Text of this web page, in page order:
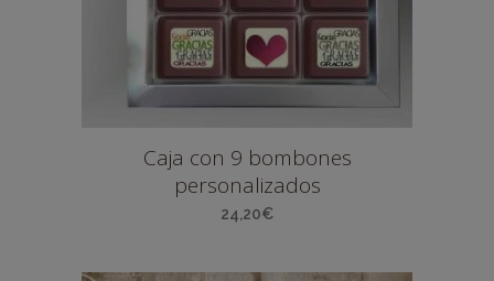
Caja con 9 bombones
personalizados
24,20€